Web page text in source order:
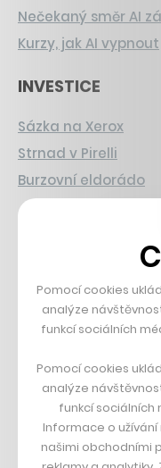
Nečekaný směr AI
Kurzy, jak AI vypnout
INVESTICE
Sázka na Xerox
Strnad v Pirelli
Burzovní eldorádo
Boční projekt, co se
Francouzský
Dva golfisti, co
DESIGN
Bomma není tichá
Originální hodinky
Nábytek z betonu
Pomocí cookies
analýze
funkcí sociálních
Pomocí cookies
analýze
funkcí sociálních
Informace o
našimi obchodními